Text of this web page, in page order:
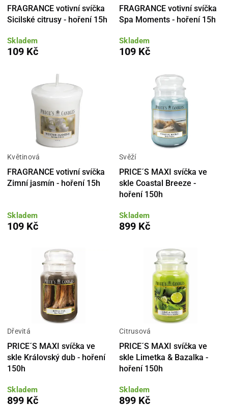
FRAGRANCE votivní svíčka
Sicilské citrusy - hoření 15h
Skladem
109 Kč
FRAGRANCE votivní svíčka
Spa Moments - hoření 15h
Skladem
109 Kč
Květinová
FRAGRANCE votivní svíčka
Zimní jasmín - hoření 15h
Skladem
109 Kč
Svěží
PRICE´S MAXI svíčka ve
skle Coastal Breeze -
hoření 150h
Skladem
899 Kč
Dřevitá
PRICE´S MAXI svíčka ve
skle Královský dub - hoření
150h
Skladem
899 Kč
Citrusová
PRICE´S MAXI svíčka ve
skle Limetka & Bazalka -
hoření 150h
Skladem
899 Kč